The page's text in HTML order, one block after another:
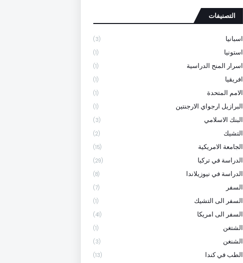
التصنيفات
اسبانيا (3)
استونيا (1)
اسرار المنح الدراسية (1)
افريقيا (1)
الامم المتحدة (1)
البرازيل ارجواي الارجنتين (1)
البنك الاسلامي (3)
التشيك (2)
الجامعة الامريكية (15)
الدراسة في تركيا (29)
الدراسة في نيوزيلاندا (8)
السفر (7)
السفر الى التشيك (1)
السفر الى امريكا (41)
الشتغن (1)
الشنغن (3)
الطب في كندا (13)